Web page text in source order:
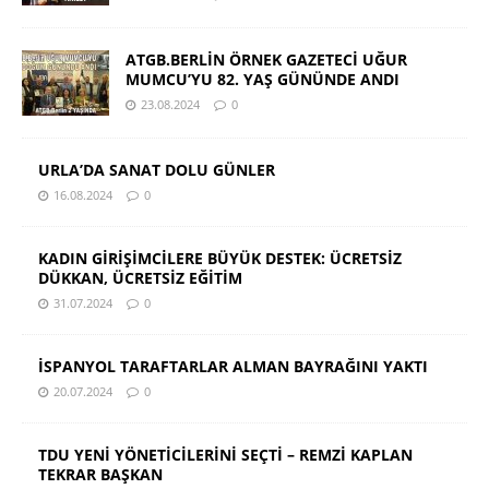
ATGB.BERLİN ÖRNEK GAZETECİ UĞUR
MUMCU’YU 82. YAŞ GÜNÜNDE ANDI
23.08.2024 0
URLA’DA SANAT DOLU GÜNLER
16.08.2024 0
KADIN GİRİŞİMCİLERE BÜYÜK DESTEK: ÜCRETSİZ
DÜKKAN, ÜCRETSİZ EĞİTİM
31.07.2024 0
İSPANYOL TARAFTARLAR ALMAN BAYRAĞINI YAKTI
20.07.2024 0
TDU YENİ YÖNETİCİLERİNİ SEÇTİ – REMZİ KAPLAN
TEKRAR BAŞKAN